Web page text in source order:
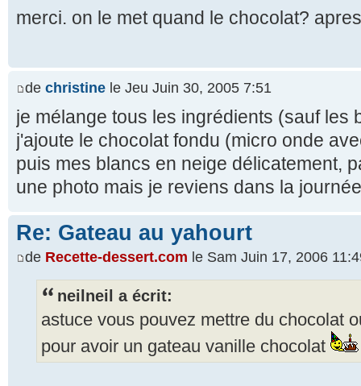
merci. on le met quand le chocolat?
de christine le Jeu Juin 30, 2005 7:51
je mélange tous les ingrédients (sauf les
j'ajoute le chocolat fondu (micro onde
puis mes blancs en neige délicatement,
une photo mais je reviens dans la
Re: Gateau au yahourt
de Recette-dessert.com le Sam Juin 17, 2006
neilneil a écrit:
astuce vous pouvez mettre du chocolat
pour avoir un gateau vanille chocolat